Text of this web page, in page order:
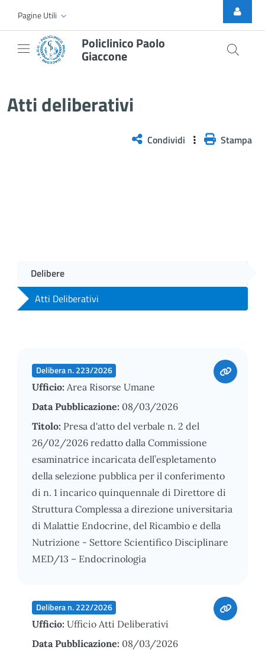
Skip to Main Content
Pagine Utili
Policlinico Paolo
Giaccone
Atti deliberativi
Condividi Stampa
Delibere
Atti Deliberativi
Delibera n. 223/2026
Ufficio: Area Risorse Umane
Data Pubblicazione: 08/03/2026
Titolo: Presa d'atto del verbale n. 2 del
26/02/2026 redatto dalla Commissione
esaminatrice incaricata dell’espletamento
della selezione pubblica per il conferimento
di n. 1 incarico quinquennale di Direttore di
Struttura Complessa a direzione universitaria
di Malattie Endocrine, del Ricambio e della
Nutrizione - Settore Scientifico Disciplinare
MED/13 – Endocrinologia
Delibera n. 222/2026
Ufficio: Ufficio Atti Deliberativi
Data Pubblicazione: 08/03/2026